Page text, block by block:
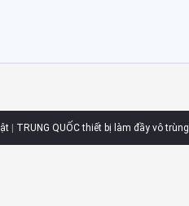
| TRUNG QUỐC thiết bị làm đầy vô trùng